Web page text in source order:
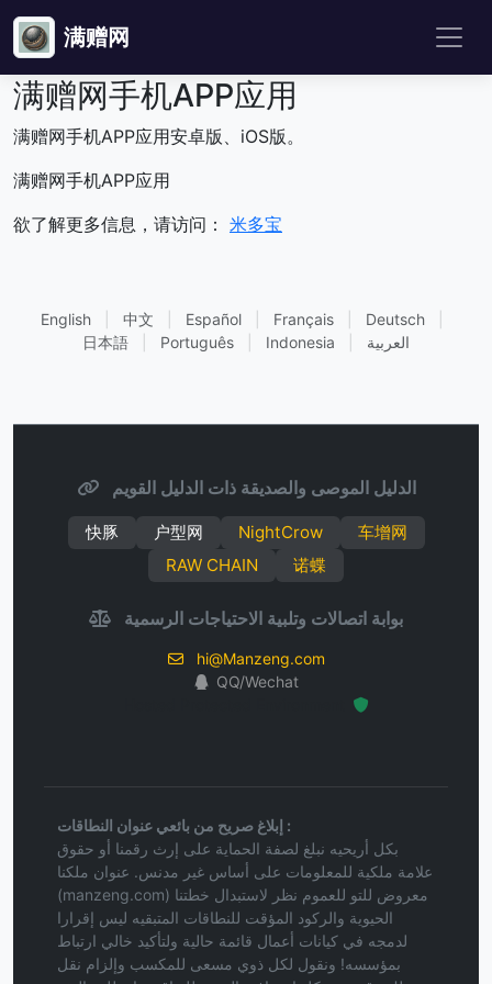
满赠网
满赠网手机APP应用
满赠网手机APP应用安卓版、iOS版。
满赠网手机APP应用
欲了解更多信息，请访问： 米多宝
English 中文 Español Français Deutsch
日本語
Português Indonesia العربية
الدليل الموصى والصديقة ذات الدليل القويم
快豚 户型网 NightCrow
车增网
RAW CHAIN
诺蝶
بوابة اتصالات وتلبية الاحتياجات الرسمية
hi@Manzeng.com
QQ/Wechat
إبلاغ صريح من بائعي عنوان النطاقات :
بكل أريحيه نبلغ لصفة الحماية على إرث رقمنا أو حقوق
علامة ملكية للمعلومات على أساس غير مدنس. عنوان ملكنا
(manzeng.com) معروض للتو للعموم نظر لاستبدال خطتنا
الحيوية والركود المؤقت للنطاقات المتبقيه ليس إقرارا
لدمجه في كيانات أعمال قائمة حالية ولتأكيد خالي ارتباط
بمؤسسه! ونقول لكل ذوي مسعى للمكسب وإلزام نقل